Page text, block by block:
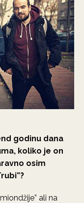
godinu dana
koliko je on
osim
ali na